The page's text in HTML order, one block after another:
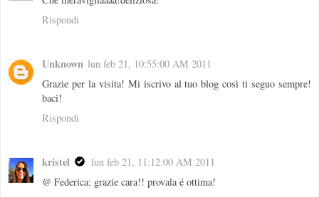
Rispondi
Unknown lun feb 21, 10:55:00 AM 2011
Grazie per la visita! Mi iscrivo al tuo blog così ti seguo sempre!
baci!
Rispondi
kristel
lun feb 21, 11:12:00 AM 2011
@ Federica: grazie cara!! provala é ottima!